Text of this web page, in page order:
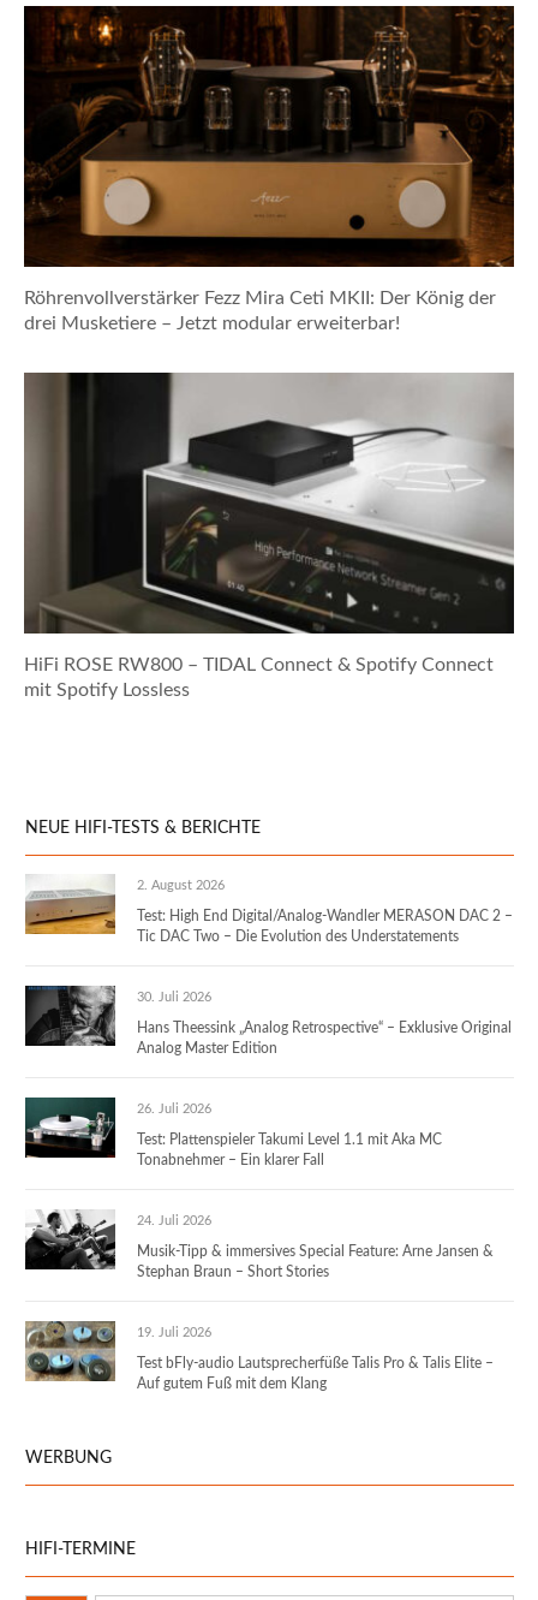
Röhrenvollverstärker Fezz Mira Ceti MKII: Der König der
drei Musketiere – Jetzt modular erweiterbar!
HiFi ROSE RW800 – TIDAL Connect & Spotify Connect
mit Spotify Lossless
NEUE HIFI-TESTS & BERICHTE
2. August 2026
Test: High End Digital/Analog-Wandler MERASON DAC 2 –
Tic DAC Two – Die Evolution des Understatements
30. Juli 2026
Hans Theessink „Analog Retrospective“ – Exklusive Original
Analog Master Edition
26. Juli 2026
Test: Plattenspieler Takumi Level 1.1 mit Aka MC
Tonabnehmer – Ein klarer Fall
24. Juli 2026
Musik-Tipp & immersives Special Feature: Arne Jansen &
Stephan Braun – Short Stories
19. Juli 2026
Test bFly-audio Lautsprecherfüße Talis Pro & Talis Elite –
Auf gutem Fuß mit dem Klang
WERBUNG
HIFI-TERMINE